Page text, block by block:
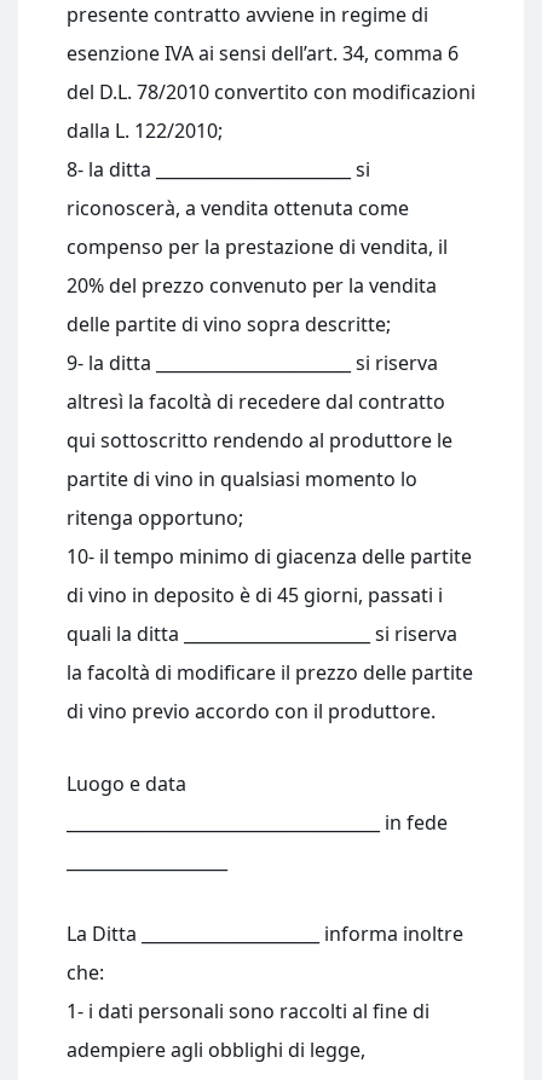
presente contratto avviene in regime di
esenzione IVA ai sensi dell’art. 34, comma 6
del D.L. 78/2010 convertito con modificazioni
dalla L. 122/2010;
8- la ditta _______________________ si
riconoscerà, a vendita ottenuta come
compenso per la prestazione di vendita, il
20% del prezzo convenuto per la vendita
delle partite di vino sopra descritte;
9- la ditta _______________________ si riserva
altresì la facoltà di recedere dal contratto
qui sottoscritto rendendo al produttore le
partite di vino in qualsiasi momento lo
ritenga opportuno;
10- il tempo minimo di giacenza delle partite
di vino in deposito è di 45 giorni, passati i
quali la ditta ______________________ si riserva
la facoltà di modificare il prezzo delle partite
di vino previo accordo con il produttore.
Luogo e data
_____________________________________ in fede
La Ditta _____________________ informa inoltre
che:
1- i dati personali sono raccolti al fine di
adempiere agli obblighi di legge,